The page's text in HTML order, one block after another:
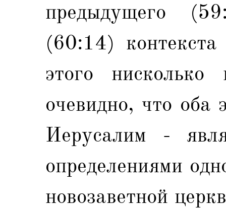
предыдущего
(60:14)
этого
очевидно, что
Иерусалим -
определениями
новозаветной